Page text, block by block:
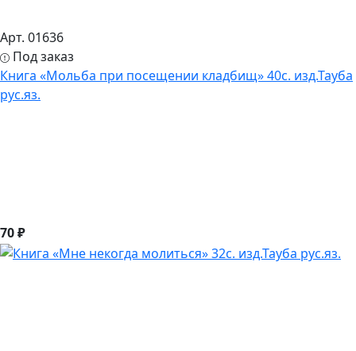
Арт. 01636
Под заказ
Книга «Мольба при посещении кладбищ» 40с. изд.Тауба
рус.яз.
70 ₽